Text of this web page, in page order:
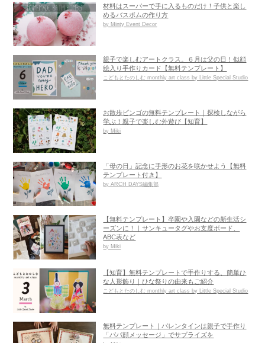
材料はスーパーで手に入るものだけ！子供と楽し
めるバスボムの作り方
by Minty Event Decor
親子で楽しむアートクラス。６月は父の日！似顔
絵入り手作りカード【無料テンプレート】
こどもとたのしむ monthly art class by Little Special Studio
お散歩ビンゴの無料テンプレート｜探検しながら
学ぶ！親子で楽しむ外遊び【知育】
by Miki
「母の日」記念に手形のお花を咲かせよう【無料
テンプレート付き】
by ARCH DAYS編集部
【無料テンプレート】卒園や入園などの新生活シ
ーズンに！｜サンキュータグやお支度ボード、
ABC表など
by Miki
【知育】無料テンプレートで手作りする、簡単ひ
な人形飾り｜ひな祭りの由来もご紹介
こどもとたのしむ monthly art class by Little Special Studio
無料テンプレート｜バレンタインは親子で手作り
「パパ顔メッセージ」でサプライズを